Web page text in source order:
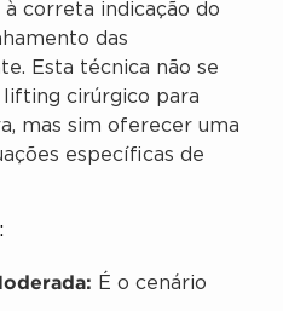
correta indicação do
das
Esta técnica não se
cirúrgico para
mas sim oferecer uma
específicas de
É o cenário